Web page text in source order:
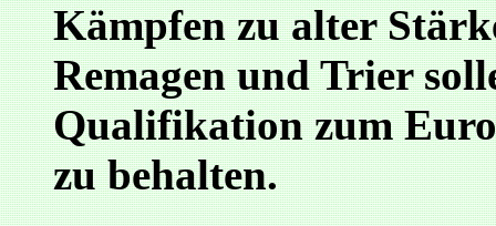
Kämpfen zu alter
Remagen und Trier
Qualifikation zum
zu behalten.